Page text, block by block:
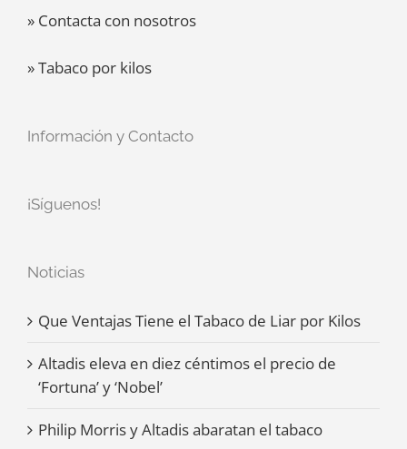
» Contacta con nosotros
» Tabaco por kilos
Información y Contacto
¡Síguenos!
Noticias
Que Ventajas Tiene el Tabaco de Liar por Kilos
Altadis eleva en diez céntimos el precio de
‘Fortuna’ y ‘Nobel’
Philip Morris y Altadis abaratan el tabaco